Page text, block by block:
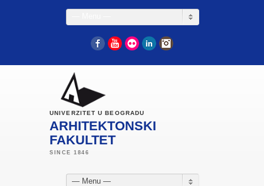
FacebookYouTube
Flickr LinkedIn
UNIVERZITET U BEOGRADU
ARHITEKTONSKI
FAKULTET
— Menu —